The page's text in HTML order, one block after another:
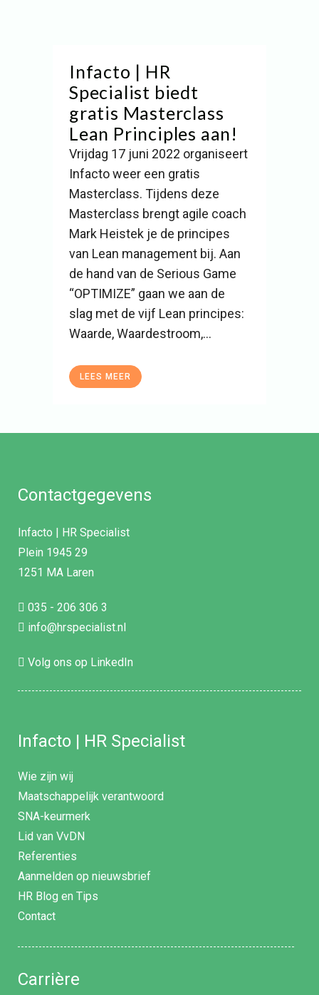
Infacto | HR
Specialist biedt
gratis Masterclass
Lean Principles aan!
Vrijdag 17 juni 2022 organiseert
Infacto weer een gratis
Masterclass. Tijdens deze
Masterclass brengt agile coach
Mark Heistek je de principes
van Lean management bij. Aan
de hand van de Serious Game
“OPTIMIZE” gaan we aan de
slag met de vijf Lean principes:
Waarde, Waardestroom,...
LEES MEER
Contactgegevens
Infacto | HR Specialist
Plein 1945 29
1251 MA Laren
035 - 206 306 3
info@hrspecialist.nl
Volg ons op LinkedIn
Infacto | HR Specialist
Wie zijn wij
Maatschappelijk verantwoord
SNA-keurmerk
Lid van VvDN
Referenties
Aanmelden op nieuwsbrief
HR Blog en Tips
Contact
Carrière